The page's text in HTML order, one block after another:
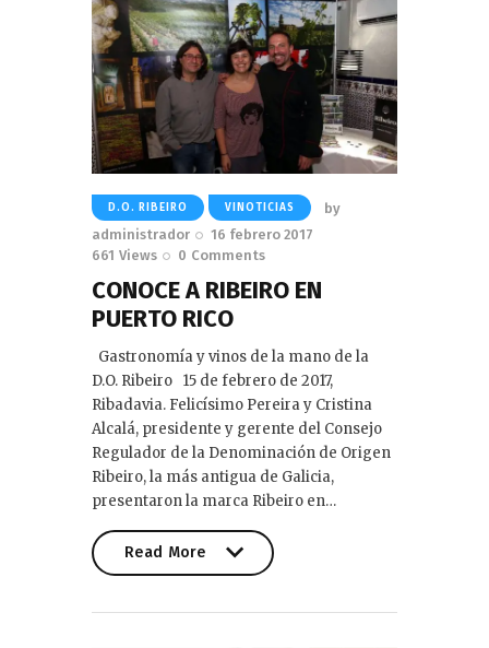
D.O. RIBEIRO VINOTICIAS
by
administrador
16 febrero 2017
661 Views 0 Comments
CONOCE A RIBEIRO EN
PUERTO RICO
Gastronomía y vinos de la mano de la
D.O. Ribeiro 15 de febrero de 2017,
Ribadavia. Felicísimo Pereira y Cristina
Alcalá, presidente y gerente del Consejo
Regulador de la Denominación de Origen
Ribeiro, la más antigua de Galicia,
presentaron la marca Ribeiro en…
Read More